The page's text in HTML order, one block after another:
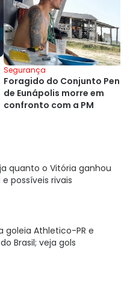
Segurança
Foragido do Conjunto Penal
de Eunápolis morre em
confronto com a PM
quanto o Vitória ganhou
possíveis rivais
goleia Athletico-PR e
Brasil; veja gols